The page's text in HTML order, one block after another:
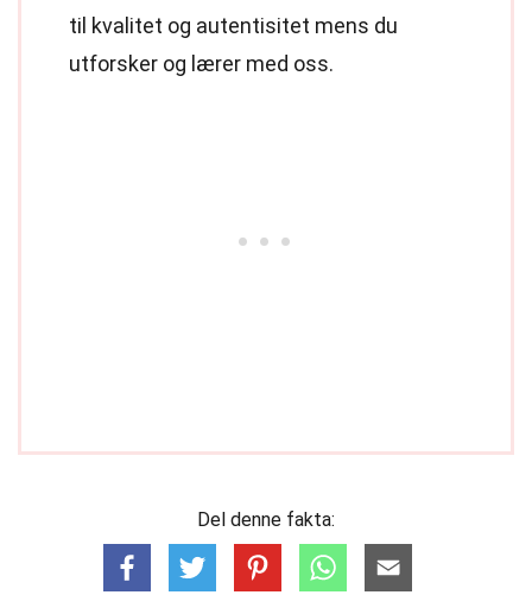
til kvalitet og autentisitet mens du
utforsker og lærer med oss.
Del denne fakta: